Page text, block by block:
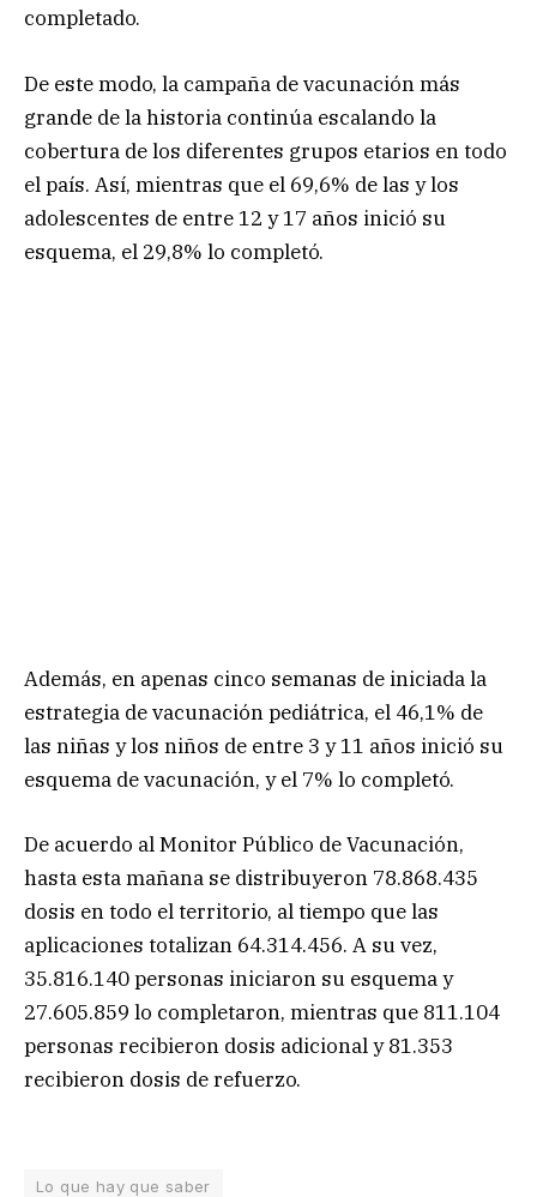
completado.
De este modo, la campaña de vacunación más
grande de la historia continúa escalando la
cobertura de los diferentes grupos etarios en todo
el país. Así, mientras que el 69,6% de las y los
adolescentes de entre 12 y 17 años inició su
esquema, el 29,8% lo completó.
Además, en apenas cinco semanas de iniciada la
estrategia de vacunación pediátrica, el 46,1% de
las niñas y los niños de entre 3 y 11 años inició su
esquema de vacunación, y el 7% lo completó.
De acuerdo al Monitor Público de Vacunación,
hasta esta mañana se distribuyeron 78.868.435
dosis en todo el territorio, al tiempo que las
aplicaciones totalizan 64.314.456. A su vez,
35.816.140 personas iniciaron su esquema y
27.605.859 lo completaron, mientras que 811.104
personas recibieron dosis adicional y 81.353
recibieron dosis de refuerzo.
Lo que hay que saber